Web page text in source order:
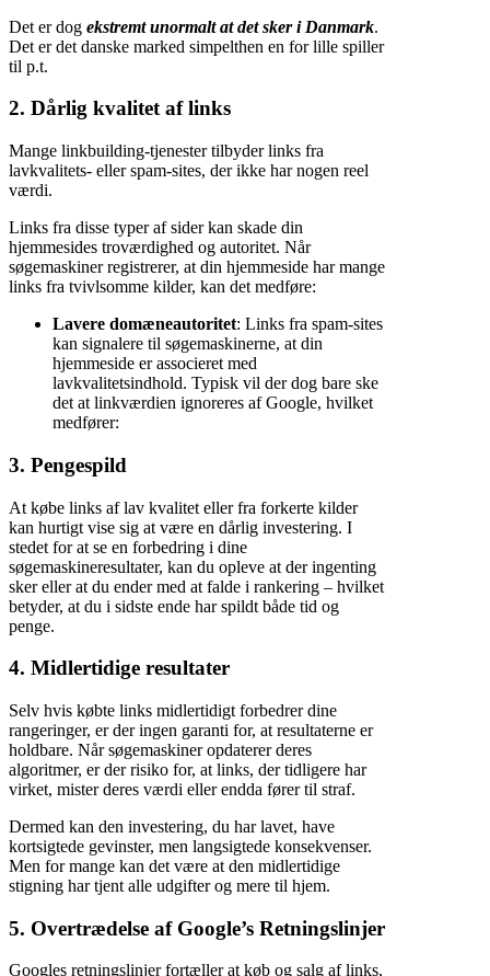
Det er dog ekstremt unormalt at det sker i Danmark.
Det er det danske marked simpelthen en for lille spiller
til p.t.
2. Dårlig kvalitet af links
Mange linkbuilding-tjenester tilbyder links fra
lavkvalitets- eller spam-sites, der ikke har nogen reel
værdi.
Links fra disse typer af sider kan skade din
hjemmesides troværdighed og autoritet. Når
søgemaskiner registrerer, at din hjemmeside har mange
links fra tvivlsomme kilder, kan det medføre:
Lavere domæneautoritet: Links fra spam-sites
kan signalere til søgemaskinerne, at din
hjemmeside er associeret med
lavkvalitetsindhold. Typisk vil der dog bare ske
det at linkværdien ignoreres af Google, hvilket
medfører:
3. Pengespild
At købe links af lav kvalitet eller fra forkerte kilder
kan hurtigt vise sig at være en dårlig investering. I
stedet for at se en forbedring i dine
søgemaskineresultater, kan du opleve at der ingenting
sker eller at du ender med at falde i rankering – hvilket
betyder, at du i sidste ende har spildt både tid og
penge.
4. Midlertidige resultater
Selv hvis købte links midlertidigt forbedrer dine
rangeringer, er der ingen garanti for, at resultaterne er
holdbare. Når søgemaskiner opdaterer deres
algoritmer, er der risiko for, at links, der tidligere har
virket, mister deres værdi eller endda fører til straf.
Dermed kan den investering, du har lavet, have
kortsigtede gevinster, men langsigtede konsekvenser.
Men for mange kan det være at den midlertidige
stigning har tjent alle udgifter og mere til hjem.
5. Overtrædelse af Google’s Retningslinjer
Googles retningslinjer fortæller at køb og salg af links,